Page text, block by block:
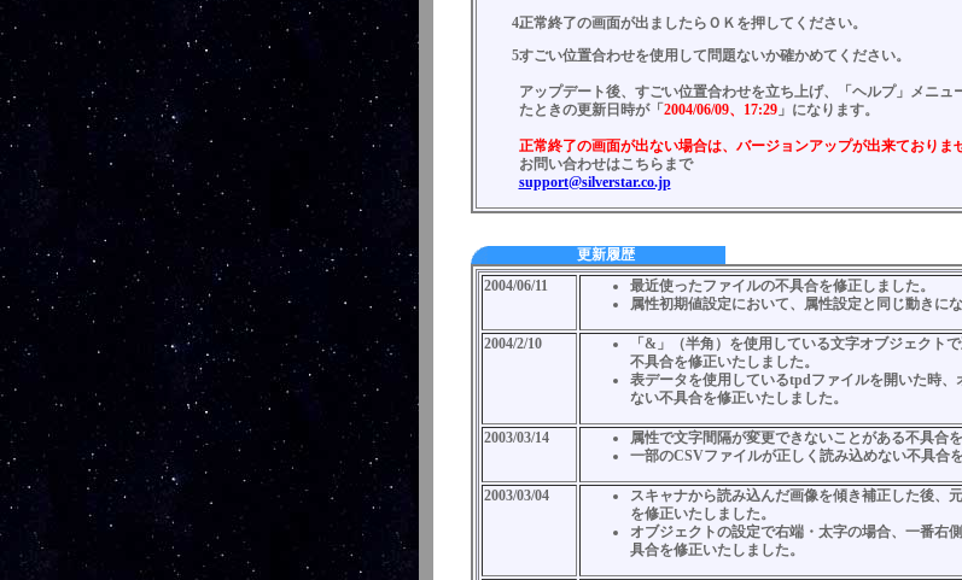
正常終了の画面が出ましたらＯＫを押してください。
すごい位置合わせを使用して問題ないか確かめてください。
アップデート後、すごい位置合わせを立ち上げ、「ヘルプ」メニュ
たときの更新日時が「 2004/06/09、17:29」になります。
正常終了の画面が出ない場合は、バージョンアップが出来ておりま
お問い合わせはこちらまで
support@silverstar.co.jp
更新履歴
2004/06/11
最近使ったファイルの不具合を修正しました。
属性初期値設定において、属性設定と同じ動きに
2004/2/10
「&」（半角）を使用している文字オブジェクト
不具合を修正いたしました。
表データを使用しているtpdファイルを開いた時
ない不具合を修正いたしました。
2003/03/14
属性で文字間隔が変更できないことがある不具合
一部のCSVファイルが正しく読み込めない不具合
2003/03/04
スキャナから読み込んだ画像を傾き補正した後、
を修正いたしました。
オブジェクトの設定で右端・太字の場合、一番右
具合を修正いたしました。